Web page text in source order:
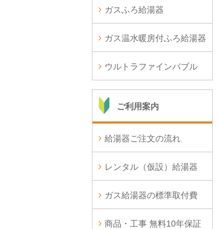
ガスふろ給湯器
ガス温水暖房付ふろ給湯器
ウルトラファインバブル
ご利用案内
給湯器ご注文の流れ
レンタル（仮設）給湯器
ガス給湯器の標準取付費
商品・工事 無料10年保証